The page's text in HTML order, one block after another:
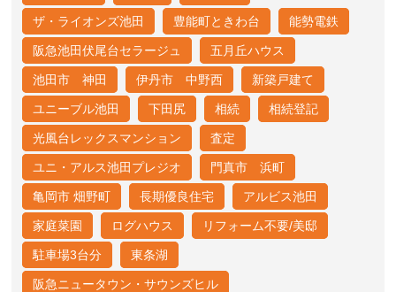
ザ・ライオンズ池田 豊能町ときわ台 能勢電鉄
阪急池田伏尾台セラージュ 五月丘ハウス
池田市 神田 伊丹市 中野西 新築戸建て
ユニーブル池田 下田尻 相続 相続登記
光風台レックスマンション 査定
ユニ・アルス池田プレジオ 門真市 浜町
亀岡市 畑野町 長期優良住宅 アルビス池田
家庭菜園 ログハウス リフォーム不要/美邸
駐車場3台分 東条湖
阪急ニュータウン・サウンズヒル